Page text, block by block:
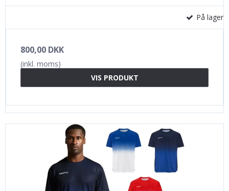
På lager
800,00 DKK
(inkl. moms)
VIS PRODUKT